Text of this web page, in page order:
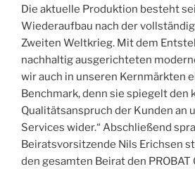
Die aktuelle Produktion besteht
Wiederaufbau nach der
Zweiten Weltkrieg. Mit dem
nachhaltig ausgerichteten
wir auch in unseren Kernmärkten
Benchmark, denn sie spiegelt den
Qualitätsanspruch der Kunden an
Services wider.“ Abschließend
Beiratsvorsitzende Nils Erichsen
den gesamten Beirat den